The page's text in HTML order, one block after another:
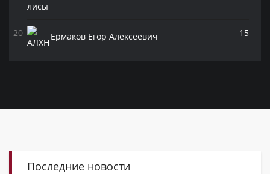
Ермаков Егор Алексеевич 15
Последние новости